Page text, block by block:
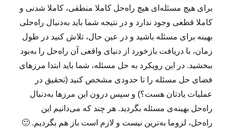
برای هیچ مسئله‌ای هیچ راه‌حل کاملا منطقی، کاملا شدنی و
کاملا قطعی وجود ندارد و در نتیجه شما باید به‌دنبال راه‌حلی
بهینه برای مسئله باشید و در عین حال، تلاش کنید در طول
زمان، با دریافت بازخورد از دنیای واقعی آن راه‌حل را به‌بود
ببخشید. در این رویکرد به حل مسئله، شما باید ابتدا مرزهای
فضای حل مسئله را تا حدودی مشخص کنید (تحقیق در
عملیات یادتان هست؟) و سپس درون این مرزها به‌دنبال
راه‌حل بهینه‌ی مسئله بگردید. هر چند که می‌دانیم این
راه‌حل، لزوما به‌ترین نیست و لازم است باز هم بگردیم. 🙂